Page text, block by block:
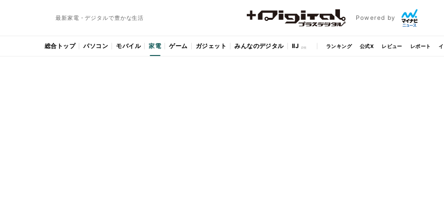
最新家電・デジタルで豊かな生活 Powered by
総合トップ パソコン モバイル 家電 ゲーム ガジェット みんなのデジタル IIJ ランキング 公式X レビュー レポート